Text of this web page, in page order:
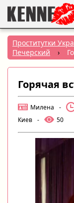
Города:
Проститутки
Печерский
›
Горячая
Милена -
Киев - 50